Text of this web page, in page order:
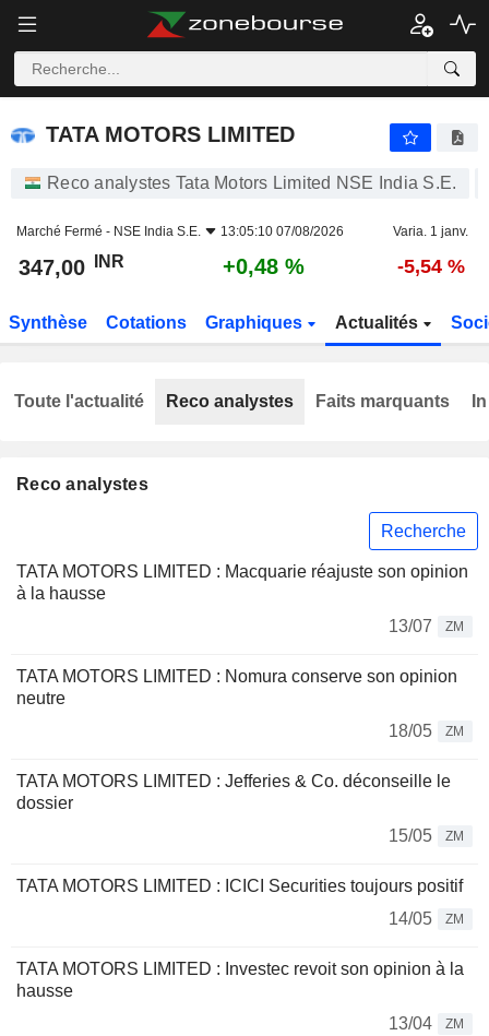
TATA MOTORS LIMITED
TATA MOTORS LIMITED
Reco analystes Tata Motors Limited NSE India S.E.
Marché Fermé - NSE India S.E. 13:05:10 07/08/2026 Varia. 1 janv.
347,00 INR +0,48 % -5,54 %
Synthèse Cotations Graphiques Actualités
Reco analystes
Recherche
TATA MOTORS LIMITED : Macquarie réajuste son opinion
à la hausse
13/07
ZM
TATA MOTORS LIMITED : Nomura conserve son opinion
neutre
18/05
ZM
TATA MOTORS LIMITED : Jefferies & Co. déconseille le
dossier
15/05
ZM
TATA MOTORS LIMITED : ICICI Securities toujours positif
14/05
ZM
TATA MOTORS LIMITED : Investec revoit son opinion à la
hausse
13/04
ZM
Toute l'actualité Reco analystes Faits marquants